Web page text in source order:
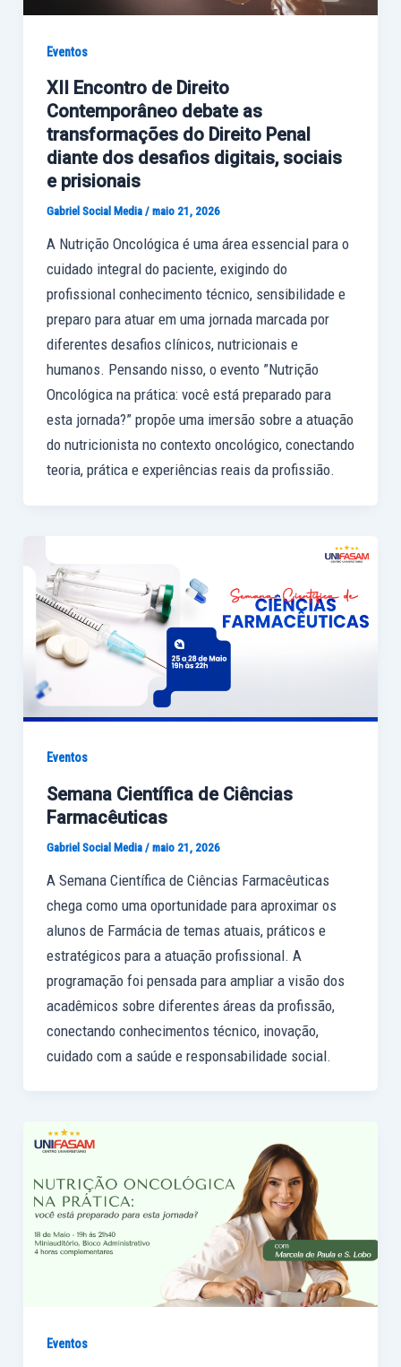
Eventos
XII Encontro de Direito
Contemporâneo debate as
transformações do Direito Penal
diante dos desafios digitais, sociais
e prisionais
Gabriel Social Media / maio 21, 2026
A Nutrição Oncológica é uma área essencial para o
cuidado integral do paciente, exigindo do
profissional conhecimento técnico, sensibilidade e
preparo para atuar em uma jornada marcada por
diferentes desafios clínicos, nutricionais e
humanos. Pensando nisso, o evento ”Nutrição
Oncológica na prática: você está preparado para
esta jornada?” propõe uma imersão sobre a atuação
do nutricionista no contexto oncológico, conectando
teoria, prática e experiências reais da profissião.
Eventos
Semana Científica de Ciências
Farmacêuticas
Gabriel Social Media / maio 21, 2026
A Semana Científica de Ciências Farmacêuticas
chega como uma oportunidade para aproximar os
alunos de Farmácia de temas atuais, práticos e
estratégicos para a atuação profissional. A
programação foi pensada para ampliar a visão dos
acadêmicos sobre diferentes áreas da profissão,
conectando conhecimentos técnico, inovação,
cuidado com a saúde e responsabilidade social.
Eventos